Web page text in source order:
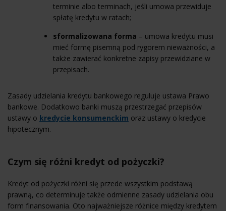
terminie albo terminach, jeśli umowa przewiduje
spłatę kredytu w ratach;
sformalizowana forma – umowa kredytu musi
mieć formę pisemną pod rygorem nieważności, a
także zawierać konkretne zapisy przewidziane w
przepisach.
Zasady udzielania kredytu bankowego reguluje ustawa Prawo
bankowe. Dodatkowo banki muszą przestrzegać przepisów
ustawy o kredycie konsumenckim oraz ustawy o kredycie
hipotecznym.
Czym się różni kredyt od pożyczki?
Kredyt od pożyczki różni się przede wszystkim podstawą
prawną, co determinuje także odmienne zasady udzielania obu
form finansowania. Oto najważniejsze różnice między kredytem